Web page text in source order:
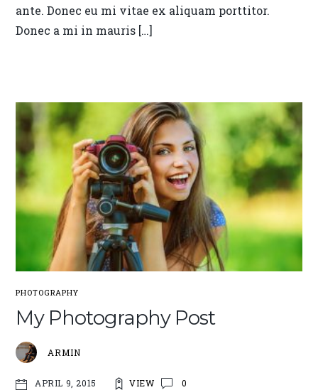
ante. Donec eu mi vitae ex aliquam porttitor.
Donec a mi in mauris […]
PHOTOGRAPHY
My Photography Post
ARMIN
APRIL 9, 2015 VIEW 0